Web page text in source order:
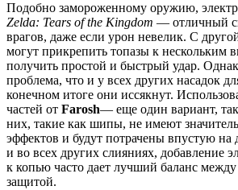
Подобно замороженному оружию,
Zelda: Tears of the Kingdom — отличный
врагов, даже если урон невелик. С
могут прикрепить топазы к нескольким
получить простой и быстрый удар.
проблема, что и у всех других насадок
конечном итоге они иссякнут.
частей от Farosh— еще один вариант,
них, такие как шипы, не имеют
эффектов и будут потрачены впустую на
и во всех других слияниях, добавление
к копью часто дает лучший баланс
защитой.